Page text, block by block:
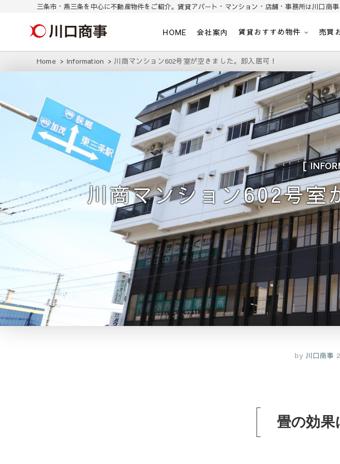
三条市・燕三条を中心に不動産物件をご紹介。賃貸アパート・マンション・店舗・事務所は川口商事
川口商事株式会社
三条市・燕三条を中心に不動産物件をご紹介。東三条/燕三条の賃貸アパート・マンション・マンション・店舗
HOME 会社案内 賃貸おすすめ物件 売買
Home Information 川商マンション602号室が空きました。即入居可！
川商マンション602号室
by 川口商事
畳の効果